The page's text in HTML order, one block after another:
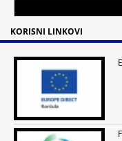
KORISNI LINKOVI